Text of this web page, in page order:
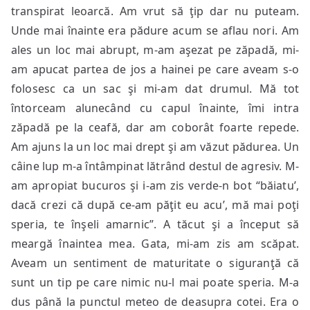
transpirat leoarcă. Am vrut să ţip dar nu puteam.
Unde mai înainte era pădure acum se aflau nori. Am
ales un loc mai abrupt, m-am aşezat pe zăpadă, mi-
am apucat partea de jos a hainei pe care aveam s-o
folosesc ca un sac şi mi-am dat drumul. Mă tot
întorceam alunecând cu capul înainte, îmi intra
zăpadă pe la ceafă, dar am coborât foarte repede.
Am ajuns la un loc mai drept şi am văzut pădurea. Un
câine lup m-a întâmpinat lătrând destul de agresiv. M-
am apropiat bucuros şi i-am zis verde-n bot “băiatu’,
dacă crezi că după ce-am păţit eu acu’, mă mai poţi
speria, te înşeli amarnic”. A tăcut şi a început să
meargă înaintea mea. Gata, mi-am zis am scăpat.
Aveam un sentiment de maturitate o siguranţă că
sunt un tip pe care nimic nu-l mai poate speria. M-a
dus până la punctul meteo de deasupra cotei. Era o